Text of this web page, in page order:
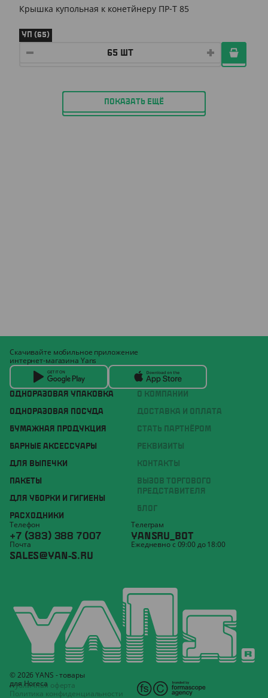
Крышка купольная к конетйнеру ПР-Т 85
УП (65)
ПОКАЗАТЬ ЕЩЁ
ОДНОРАЗОВАЯ УПАКОВКА
ОДНОРАЗОВАЯ ПОСУДА
БУМАЖНАЯ ПРОДУКЦИЯ
БАРНЫЕ АКСЕССУАРЫ
ДЛЯ ВЫПЕЧКИ
ПАКЕТЫ
ДЛЯ УБОРКИ И ГИГИЕНЫ
РАСХОДНИКИ
О КОМПАНИИ
ДОСТАВКА И ОПЛАТА
СТАТЬ ПАРТНЁРОМ
РЕКВИЗИТЫ
КОНТАКТЫ
ВЫЗОВ ТОРГОВОГО
ПРЕДСТАВИТЕЛЯ
БЛОГ
Скачивайте мобильное приложение
интернет-магазина Yans
Телефон
+7 (383) 388 7007
Телеграм
YANSRU_BOT
Почта
SALES@YAN-S.RU
Ежедневно с 09:00 до 18:00
© 2026 YANS - товары
для Horeca
Публичная оферта
Политика конфиденциальности